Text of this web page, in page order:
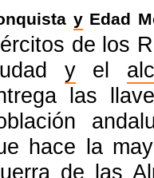
yEdad
de los
yel
las
hace la
de las